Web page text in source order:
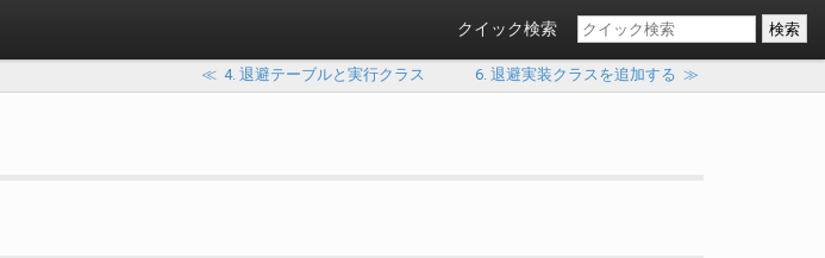
クイック検索
≪ 4. 退避テーブルと実行クラス 6. 退避実装クラスを追加する ≫